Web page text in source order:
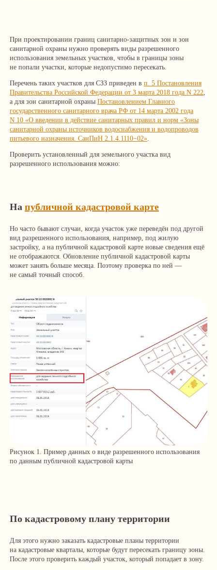
При проектировании границ санитарно-защитных зон и зон
санитарной охраны нужно проверять виды разрешенного
использования земельных участков, чтобы в границы зоны
не попали участки, которые недопустимо пересекать.
Перечень таких участков для СЗЗ приведен в п. 5 Постановления
Правительства Российской Федерации от 3 марта 2018 года N 222,
а для зон санитарной охраны Постановлением Главного
государственного санитарного врача РФ от 14 марта 2002 года
N 10 «О введении в действие санитарных правил и норм «Зоны
санитарной охраны источников водоснабжения и водопроводов
питьевого назначения. СанПиН 2.1.4.1110−02».
Проверить установленный для земельного участка вид
разрешенного использования можно:
На публичной кадастровой карте
Но часто бывают случаи, когда участок уже переведён под другой
вид разрешенного использования, например, под жилую
застройку, а на публичной кадастровой карте новые сведения ещё
не отображаются. Обновление публичной кадастровой карты
может занять больше месяца. Поэтому проверка по ней —
не самый точный способ.
Рисунок 1. Пример данных о виде разрешенного использования
по данным публичной кадастровой карты
По кадастровому плану территории
Для этого нужно заказать кадастровые планы территории
на кадастровые кварталы, которые будут пересекать границу зоны.
После этого проверить каждый участок, который попадает в зону.